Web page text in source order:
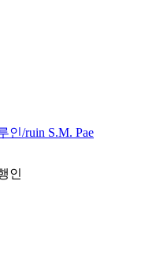
인/ruin S.M. Pae
인